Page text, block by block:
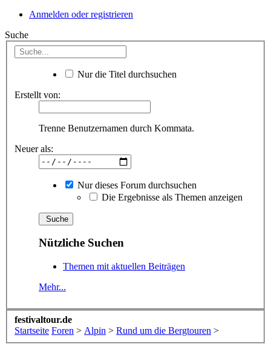
Anmelden oder registrieren
Suche
Nur die Titel durchsuchen
Erstellt von:
Trenne Benutzernamen durch Kommata.
Neuer als:
Nur dieses Forum durchsuchen
Die Ergebnisse als Themen anzeigen
Nützliche Suchen
Themen mit aktuellen Beiträgen
Mehr...
festivaltour.de
Startseite Foren > Alpin > Rund um die Bergtouren >